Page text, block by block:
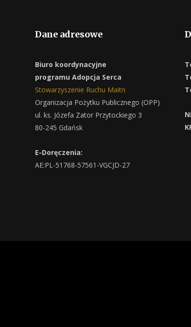
Dane adresowe
Biuro koordynacyjne
programu Adopcja Serca
Stowarzyszenie Ruchu Maitri
Organizacja Pożytku Publicznego (OPP)
ul. ks. Józefa Zator Przytockiego 3
80-245 Gdańsk
E-Doręczenia:
AE:PL-51768-57561-VGCJD-27